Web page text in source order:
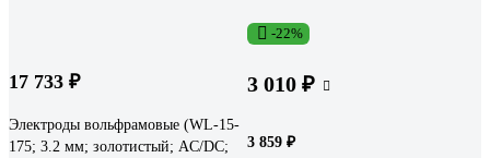
17 733 ₽
Электроды вольфрамовые (WL-15-
175; 3.2 мм; золотистый; AC/DC;
-22%
3 010 ₽
3 859 ₽